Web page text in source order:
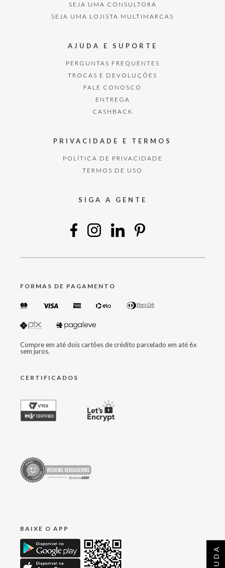
SEJA UMA CONSULTORA
SEJA UMA LOJISTA MULTIMARCAS
AJUDA E SUPORTE
PERGUNTAS FREQUENTES
TROCAS E DEVOLUÇÕES
FALE CONOSCO
ENTREGA
CASHBACK
PRIVACIDADE E TERMOS
POLÍTICA DE PRIVACIDADE
TERMOS DE USO
SIGA A GENTE
FORMAS DE PAGAMENTO
Compre em até dois cartões de crédito parcelado em até 6x
sem juros.
CERTIFICADOS
BAIXE O APP